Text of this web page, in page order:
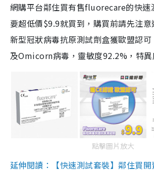
網購平台鄰住買有售fluorecare的快速
要超低價$9.9就買到，購買前請先注
新型冠狀病毒抗原測試劑盒獲歐盟認
及Omicorn病毒，靈敏度92.2%，特異
點擊圖片放大
延伸閱讀：【快速測試套裝】鄰住買